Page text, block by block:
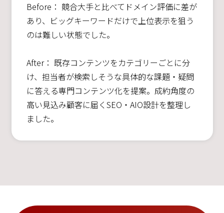
Before： 競合大手と比べてドメイン評価に差が
あり、ビッグキーワードだけで上位表示を狙う
のは難しい状態でした。
After： 既存コンテンツをカテゴリーごとに分
け、担当者が検索しそうな具体的な課題・疑問
に答える専門コンテンツ化を提案。成約角度の
高い見込み顧客に届くSEO・AIO設計を整理し
ました。